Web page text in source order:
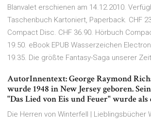
Blanvalet erschienen am 14.12.2010.
Taschenbuch Kartoniert, Paperback. CHF
Compact Disc. CHF 36.90. Hörbuch
19.50. eBook EPUB Wasserzeichen
19.35. Die größte Fantasy-Saga unserer
AutorInnentext: George Raymond
wurde 1948 in New Jersey geboren.
"Das Lied von Eis und Feuer" wurde
Die Herren von Winterfell | Lieblingsbücher